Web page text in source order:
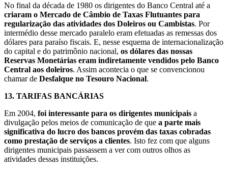
No final da década de 1980 os dirigentes do Banco Central até a
criaram o Mercado de Câmbio de Taxas Flutuantes para
regularização das atividades dos Doleiros ou Cambistas. Por
intermédio desse mercado paralelo eram efetuadas as remessas dos
dólares para paraíso fiscais. E, nesse esquema de internacionalização
do capital e do patrimônio nacional, os dólares das nossas
Reservas Monetárias eram indiretamente vendidos pelo Banco
Central aos doleiros. Assim acontecia o que se convencionou
chamar de Desfalque no Tesouro Nacional.
13. TARIFAS BANCÁRIAS
Em 2004, foi interessante para os dirigentes municipais a
divulgação pelos meios de comunicação de que a parte mais
significativa do lucro dos bancos provém das taxas cobradas
como prestação de serviços a clientes. Isto fez com que alguns
dirigentes municipais passassem a ver com outros olhos as
atividades dessas instituições.